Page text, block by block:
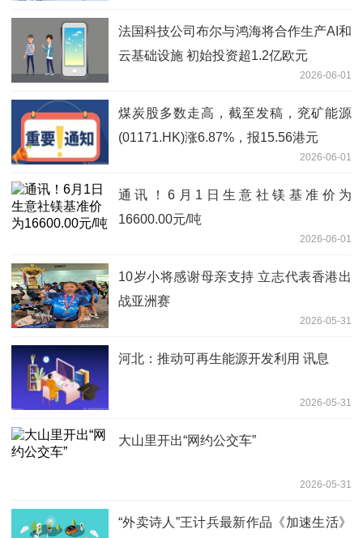
法国科技公司布尔与鸿海将合作生产AI和
云基础设施 初始投资超1.2亿欧元
2026-06-01
煤炭股多数走高，截至发稿，兖矿能源
(01171.HK)涨6.87%，报15.56港元
2026-06-01
通讯！6月1日生意社镁基准价为
16600.00元/吨
2026-06-01
10岁小将感谢母亲支持 立志代表香港出
战亚洲赛
2026-05-31
河北：推动可再生能源开发利用 讯息
2026-05-31
大山里开出“网约公交车”
2026-05-31
“外卖诗人”王计兵最新作品《加速生活》